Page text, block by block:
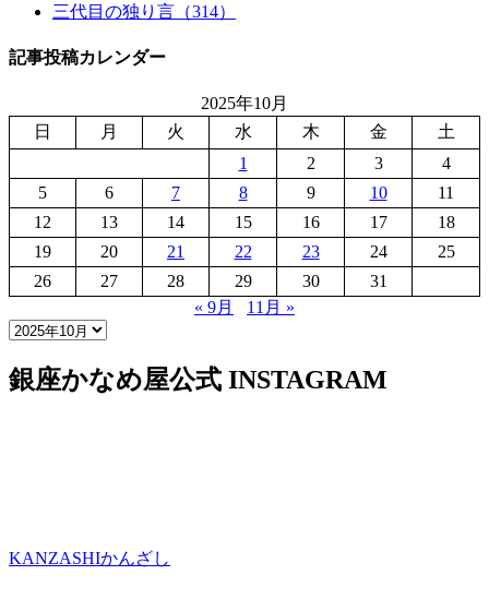
三代目の独り言（314）
記事投稿カレンダー
2025年10月
日
月 火 水 木 金
土
1
2 3
4
5
6 7 8 9 10
11
12
13 14 15 16 17
18
19
20 21 22 23 24
25
26
27 28 29 30
31
« 9月
11月 »
銀座かなめ屋公式 INSTAGRAM
KANZASHIかんざし